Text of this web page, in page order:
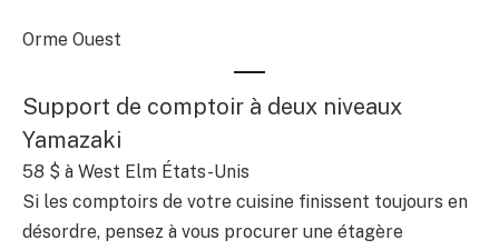
Orme Ouest
Support de comptoir à deux niveaux
Yamazaki
58 $ à West Elm États-Unis
Si les comptoirs de votre cuisine finissent toujours en
désordre, pensez à vous procurer une étagère